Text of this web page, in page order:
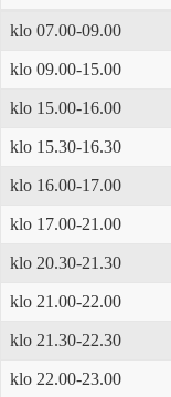
klo 07.00-09.00
klo 09.00-15.00
klo 15.00-16.00
klo 15.30-16.30
klo 16.00-17.00
klo 17.00-21.00
klo 20.30-21.30
klo 21.00-22.00
klo 21.30-22.30
klo 22.00-23.00